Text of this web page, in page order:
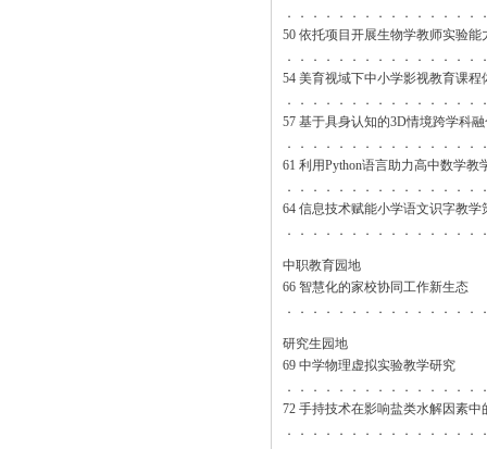
．．．．．．．．．．．．．．
50 依托项目开展生物学教师实验能
．．．．．．．．．．．．．．
54 美育视域下中小学影视教育课
．．．．．．．．．．．．．．
57 基于具身认知的3D情境跨学科
．．．．．．．．．．．．．．
61 利用Python语言助力高中数学教
．．．．．．．．．．．．．．
64 信息技术赋能小学语文识字教学
．．．．．．．．．．．．．．
中职教育园地
66 智慧化的家校协同工作新生态
．．．．．．．．．．．．．．
研究生园地
69 中学物理虚拟实验教学研究
．．．．．．．．．．．．．．
72 手持技术在影响盐类水解因素中
．．．．．．．．．．．．．．